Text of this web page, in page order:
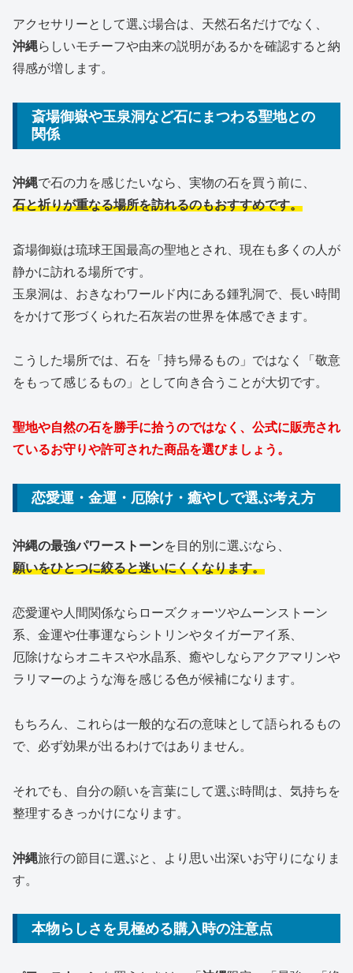
アクセサリーとして選ぶ場合は、天然石名だけでなく、
沖縄らしいモチーフや由来の説明があるかを確認すると納
得感が増します。
斎場御嶽や玉泉洞など石にまつわる聖地との
関係
沖縄で石の力を感じたいなら、実物の石を買う前に、
石と祈りが重なる場所を訪れるのもおすすめです。
斎場御嶽は琉球王国最高の聖地とされ、現在も多くの人が
静かに訪れる場所です。
玉泉洞は、おきなわワールド内にある鍾乳洞で、長い時間
をかけて形づくられた石灰岩の世界を体感できます。
こうした場所では、石を「持ち帰るもの」ではなく「敬意
をもって感じるもの」として向き合うことが大切です。
聖地や自然の石を勝手に拾うのではなく、公式に販売され
ているお守りや許可された商品を選びましょう。
恋愛運・金運・厄除け・癒やしで選ぶ考え方
沖縄の最強パワーストーンを目的別に選ぶなら、
願いをひとつに絞ると迷いにくくなります。
恋愛運や人間関係ならローズクォーツやムーンストーン
系、金運や仕事運ならシトリンやタイガーアイ系、
厄除けならオニキスや水晶系、癒やしならアクアマリンや
ラリマーのような海を感じる色が候補になります。
もちろん、これらは一般的な石の意味として語られるもの
で、必ず効果が出るわけではありません。
それでも、自分の願いを言葉にして選ぶ時間は、気持ちを
整理するきっかけになります。
沖縄旅行の節目に選ぶと、より思い出深いお守りになりま
す。
本物らしさを見極める購入時の注意点